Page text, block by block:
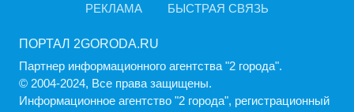
РЕКЛАМА БЫСТРАЯ СВЯЗЬ
ПОРТАЛ 2GORODA.RU
Партнер информационного агентства "2 города".
© 2004-2024, Все права защищены.
Информационное агентство "2 города", регистрационный